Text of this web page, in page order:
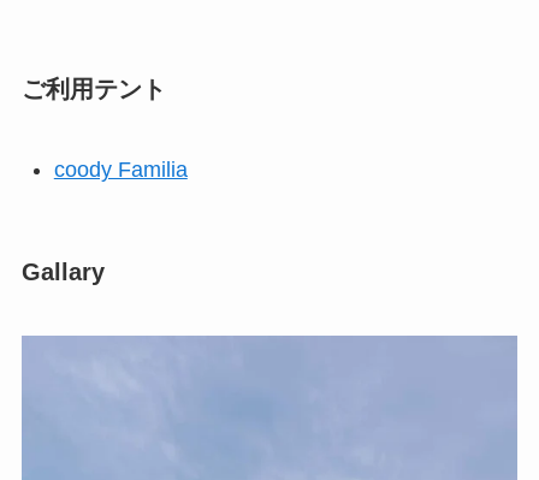
ご利用テント
coody Familia
Gallary